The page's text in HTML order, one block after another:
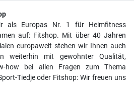
als Europas Nr. 1 für Heimfitness
auf: Fitshop. Mit über 40 Jahren
europaweit stehen wir Ihnen auch
weiterhin mit gewohnter Qualität,
how bei allen Fragen zum Thema
Tiedje oder Fitshop: Wir freuen uns